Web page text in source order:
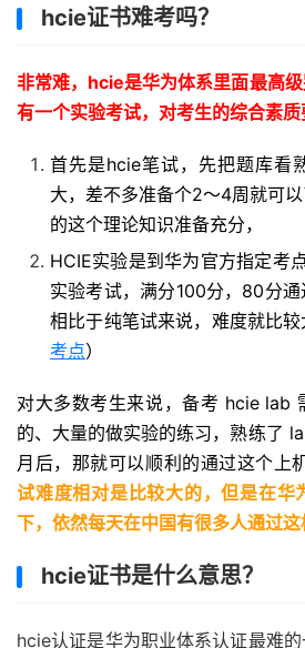
hcie证书难考吗？
非常难，hcie是华为体系里面最高
有一个实验考试，对考生的综合素质
首先是hcie笔试，先把题库看
大，差不多准备个2～4周就可
的这个理论知识准备充分，
HCIE实验是到华为官方指定考
实验考试，满分100分，80分
相比于纯笔试来说，难度就比
考点）
对大多数考生来说，备考 hcie lab
的、大量的做实验的练习，熟练了
月后，那就可以顺利的通过这个上
试难度相对是比较大的，但是在华
下，依然每天在中国有很多人通过这
hcie证书是什么意思？
hcie认证是华为职业体系认证最难